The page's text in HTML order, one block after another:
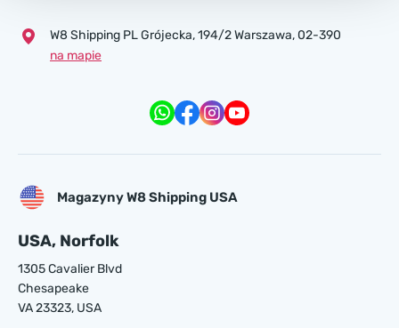
W8 Shipping PL Grójecka , 194/2 Warszawa, 02-390
na mapie
Magazyny W8 Shipping USA
USA, Norfolk
1305 Cavalier Blvd
Chesapeake
VA 23323, USA